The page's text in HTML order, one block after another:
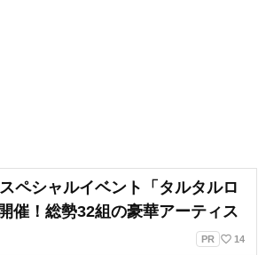
ペシャルイベント「タルタルロ
催！総勢32組の豪華アーティス
PR favorite_border 14